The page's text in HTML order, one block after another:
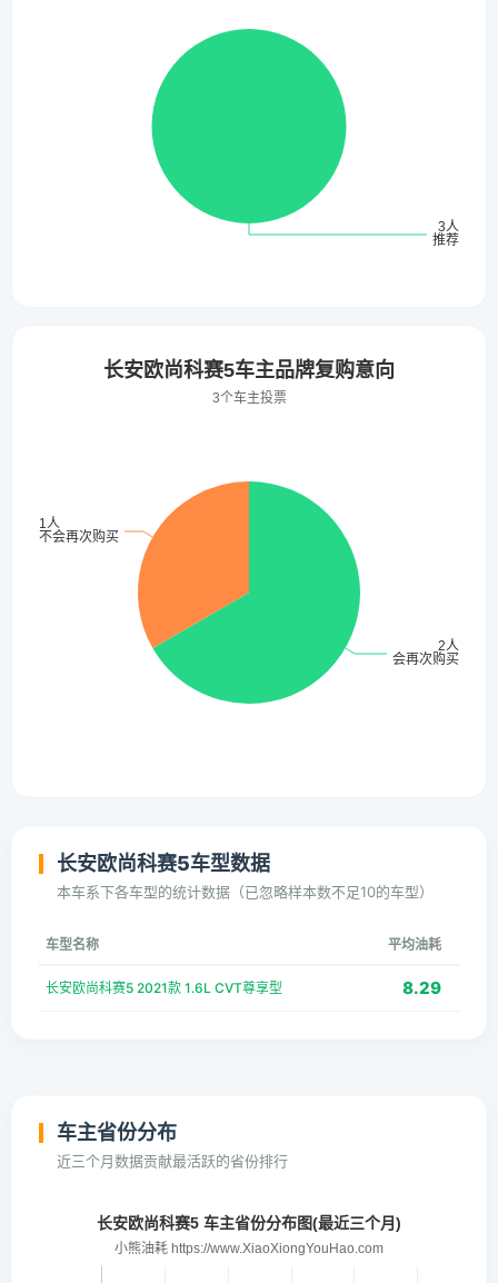
长安欧尚科赛5车型数据
本车系下各车型的统计数据（已忽略样本数不足10的车型）
车型名称 平均油耗
长安欧尚科赛5 2021款 1.6L CVT尊享型 8.29
车主省份分布
近三个月数据贡献最活跃的省份排行